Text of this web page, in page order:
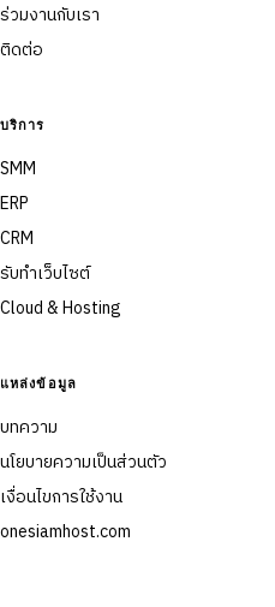
ร่วมงานกับเรา
ติดต่อ
บริการ
SMM
ERP
CRM
รับทำเว็บไซต์
Cloud & Hosting
แหล่งข้อมูล
บทความ
นโยบายความเป็นส่วนตัว
เงื่อนไขการใช้งาน
onesiamhost.com